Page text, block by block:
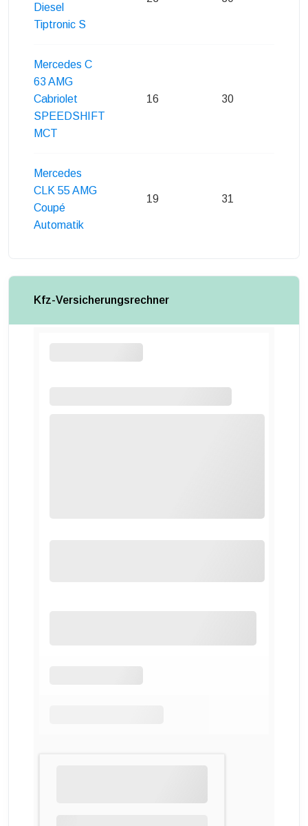
Diesel
Tiptronic S
Mercedes C
63 AMG
Cabriolet
SPEEDSHIFT
MCT
16 30
Mercedes
CLK 55 AMG
Coupé
Automatik
19 31
Kfz-Versicherungsrechner